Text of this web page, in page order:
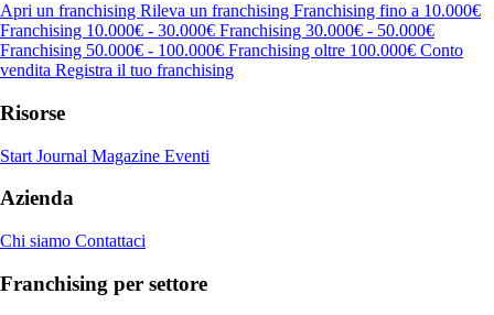
Apri un franchising Rileva un franchising Franchising fino a 10.000€
Franchising 10.000€ - 30.000€ Franchising 30.000€ - 50.000€
Franchising 50.000€ - 100.000€ Franchising oltre 100.000€ Conto
vendita Registra il tuo franchising
Risorse
Start Journal Magazine Eventi
Azienda
Chi siamo Contattaci
Franchising per settore